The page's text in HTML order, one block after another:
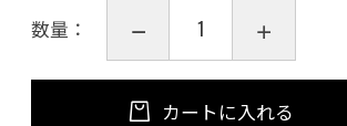
数量：
カートに入れる